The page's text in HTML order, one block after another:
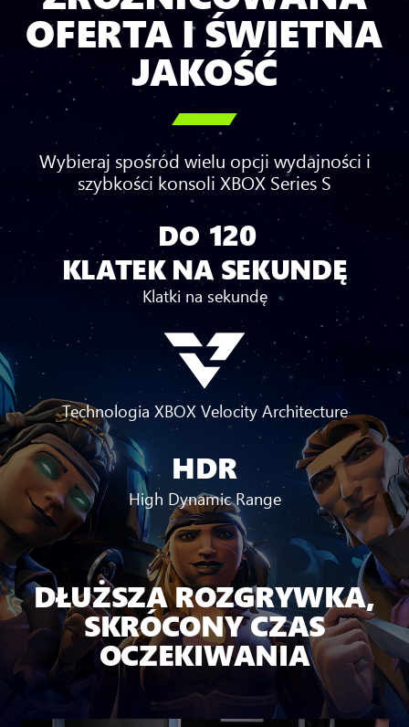
OFERTA I ŚWIETNA
JAKOŚĆ

Wybieraj spośród wielu opcji wydajności i
szybkości konsoli XBOX Series S
DO
120
KLATEK
NA
SEKUNDĘ
DO 120
KLATEK NA SEKUNDĘ
Klatki na sekundę
Technologia XBOX Velocity Architecture
HDR
High Dynamic Range
DŁUŻSZA ROZGRYWKA,
SKRÓCONY CZAS
OCZEKIWANIA